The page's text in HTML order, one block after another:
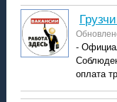
-
оплата